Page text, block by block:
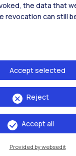
the data that
revocation can still
Reject
Accept selected
Accept all
Provided by websedit